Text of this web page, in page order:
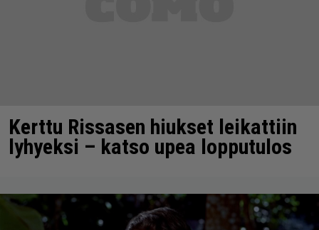
Kerttu Rissasen hiukset leikattiin
lyhyeksi – katso upea lopputulos